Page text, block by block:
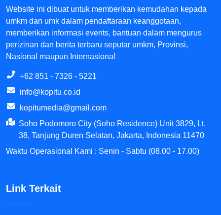
Website ini dibuat untuk memberikan kemudahan kepada
umkm dan umk dalam pendaftaraan keanggotaan,
memberikan informasi events, bantuan dalam mengurus
perizinan dan berita terbaru seputar umkm, Provinsi,
Nasional maupun Internasional
+62 851 - 7326 - 5221
info@kopitu.co.id
kopitumedia@gmail.com
Soho Podomoro City (Soho Residence) Unit 3829, Lt.
38, Tanjung Duren Selatan, Jakarta, Indonesia 11470
Waktu Operasional Kami : Senin - Sabtu (08.00 - 17.00)
Link Terkait